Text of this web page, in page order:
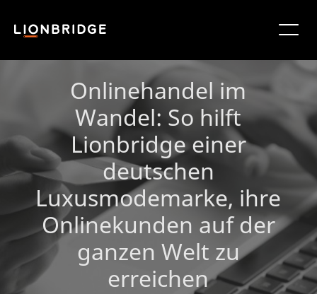
Onlinehandel im
Wandel: So hilft
Lionbridge einer
deutschen
Luxusmodemarke, ihre
Onlinekunden auf der
ganzen Welt zu
erreichen